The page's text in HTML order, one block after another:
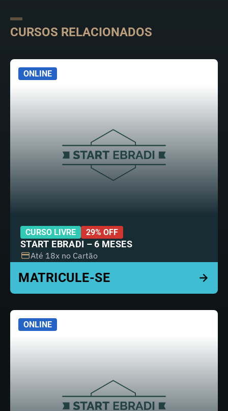
CURSOS RELACIONADOS
ONLINE
CURSO LIVRE 29% OFF
START EBRADI – 6 MESES
Até 18x no Cartão
ONLINE